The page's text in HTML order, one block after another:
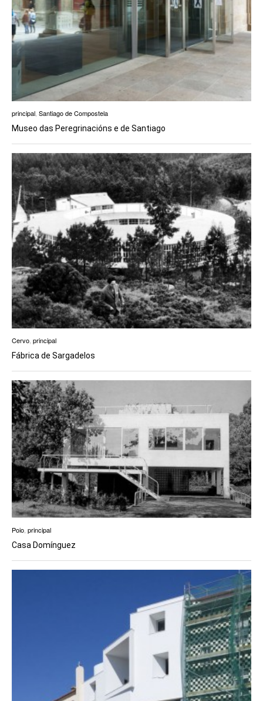
principal Santiago de Compostela
Museo das Peregrinacións e de Santiago
Cervo principal
Fábrica de Sargadelos
Poio principal
Casa Domínguez